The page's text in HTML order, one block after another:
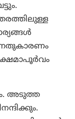
ക്ഷമാപൂര്‍വം
അടുത്ത